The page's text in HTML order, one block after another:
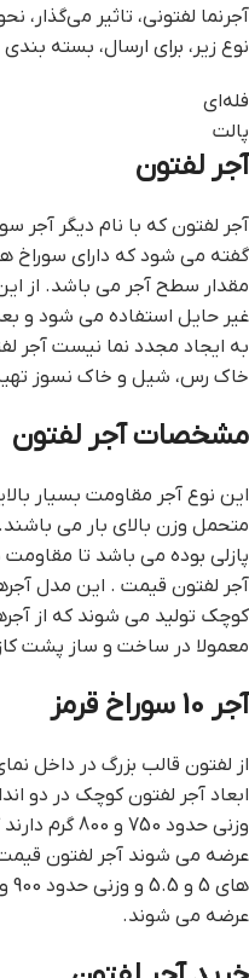
نوع زیر، برای ارسال، بسته
فله‌ای
پالت
آجر لفتون
آجر لفتون که با نام دیگر آجر
گفته می شود که دارای سوراخ
مقدار سطح آجر می باشد. از
غیر حایل استفاده می شود و
به ایجاد مجدد نما نیست آجر
خاک رس، شیل و خاک نسوز
مشخصات آجر لفتون
این نوع آجر مقاومت بسیار
متحمل وزن بالای بار می
پازلی بوده می باشد تا مقاومت
آجر لفتون قيمت . این مدل
کوچک تولید می شوند که از
معمولا در ساخت و ساز پشت
آجر 10 سوراخ قرمز
از لفتون قالب بزرگ در داخل
عرضه می شوند آجر لفتون قيمت .
عرضه می شوند.